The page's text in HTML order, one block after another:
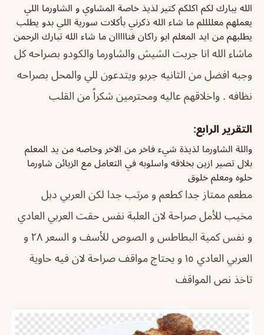
الله يبارك لكم اكلكم كتير لذيذ خاصة المشاوي و الشاورما اللي
يعملهم معللللم ما شاء الله ذكرني بأكلات سورية اللي بدو يطلب
يطلبهم من ايد المعلم ابو راكان فنااااان ما شاء الله تبارك الرحمن
ماشاء الله انا جربت الشيش والشاورما والكودو بصراحه كل
وجبه افضل من الثانيه جربو ويتدعون للي والمحل بصراحه
نظافه . واخلاقهم عاليه ومحترمين شكراً من القلب
التقرير الرابع:
واللة الشاورما لذيذة شيء فاخر من الاخر وخاصه من يد المعلم
بلال تصير ازين بخلاقه واسلوبه في التعامل مع الزبائن شاورما
حلوه ومعلم خلوق
مطعم ممتاز جدا كطعم و مرتب جدا لكن العربي دبل
مخيب للأمل صراحة لان العلبة نفس حقت العربي العادي
و نفس كمية البطاطس و الصوص للأسف و السعر ٢٨ و
العربي العادي ١٥ و يحتاج مواقف صراحة لان فيه حاوية
تاخذ نص المواقف